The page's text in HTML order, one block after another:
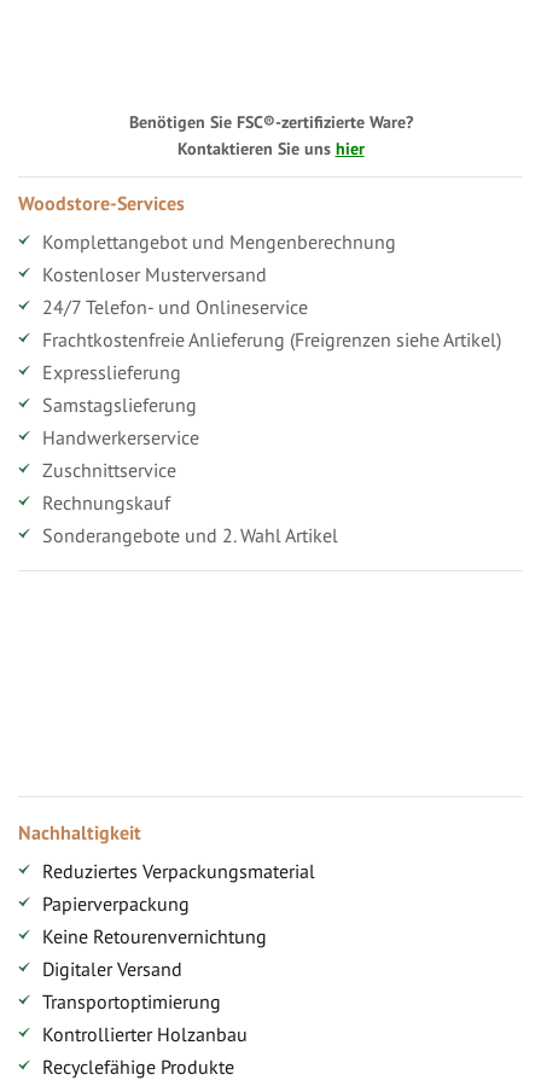
Benötigen Sie FSC®-zertifizierte Ware?
Kontaktieren Sie uns hier
Woodstore-Services
Komplettangebot und Mengenberechnung
Kostenloser Musterversand
24/7 Telefon- und Onlineservice
Frachtkostenfreie Anlieferung (Freigrenzen siehe Artikel)
Expresslieferung
Samstagslieferung
Handwerkerservice
Zuschnittservice
Rechnungskauf
Sonderangebote und 2. Wahl Artikel
Nachhaltigkeit
Reduziertes Verpackungsmaterial
Papierverpackung
Keine Retourenvernichtung
Digitaler Versand
Transportoptimierung
Kontrollierter Holzanbau
Recyclefähige Produkte